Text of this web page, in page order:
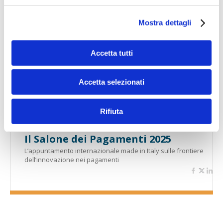
Mostra dettagli
Accetta tutti
Accetta selezionati
Rifiuta
Banche per l'inclusione
Il Salone dei Pagamenti 2025
L’appuntamento internazionale made in Italy sulle frontiere
dell’innovazione nei pagamenti